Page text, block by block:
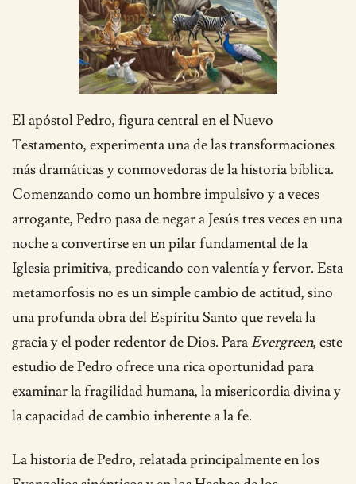
El apóstol Pedro, figura central en el Nuevo
Testamento, experimenta una de las transformaciones
más dramáticas y conmovedoras de la historia bíblica.
Comenzando como un hombre impulsivo y a veces
arrogante, Pedro pasa de negar a Jesús tres veces en una
noche a convertirse en un pilar fundamental de la
Iglesia primitiva, predicando con valentía y fervor. Esta
metamorfosis no es un simple cambio de actitud, sino
una profunda obra del Espíritu Santo que revela la
gracia y el poder redentor de Dios. ParaEvergreen, este
estudio de Pedro ofrece una rica oportunidad para
examinar la fragilidad humana, la misericordia divina y
la capacidad de cambio inherente a la fe.
La historia de Pedro, relatada principalmente en los